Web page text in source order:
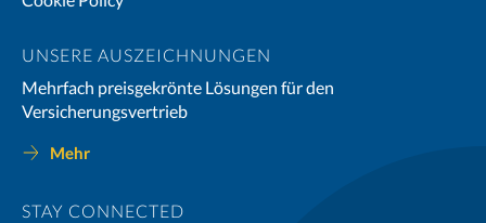
UNSERE AUSZEICHNUNGEN
Mehrfach preisgekrönte Lösungen für den
Versicherungsvertrieb
Mehr
STAY CONNECTED